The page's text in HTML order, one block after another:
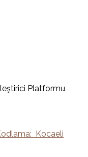
Platformu
Kocaeli